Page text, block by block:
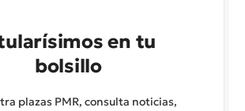
en tu
bolsillo
plazas PMR, consulta noticias,